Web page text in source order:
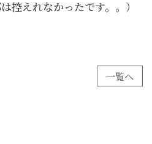
控えれなかったです。。）
一覧へ